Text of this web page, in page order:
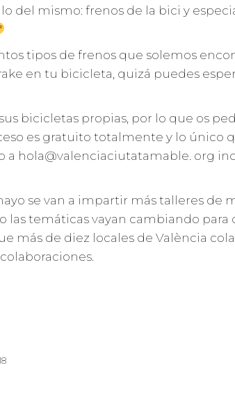
del mismo: frenos de la bici y
tipos de frenos que solemos
en tu bicicleta, quizá puedes
bicicletas propias, por lo que os
es gratuito totalmente y lo único
a hola@valenciaciutatamable. org
se van a impartir más talleres de
las temáticas vayan cambiando para
más de diez locales de València